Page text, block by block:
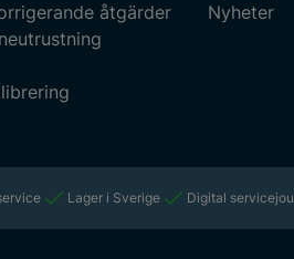
åtgärder
Nyheter
Lager i Sverige Digital